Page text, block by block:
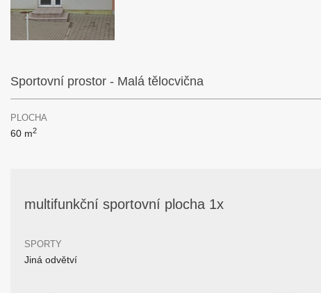
Sportovní prostor - Malá tělocvična
PLOCHA
60 m2
multifunkční sportovní plocha 1x
SPORTY
Jiná odvětví